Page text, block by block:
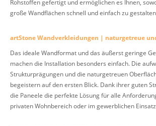
Rohstoffen gefertigt und ermöglichen es Ihnen,
große Wandflächen schnell und einfach zu
artStone Wandverkleidungen | naturgetreue
Das ideale Wandformat und das äußerst geringe
machen die Installation besonders einfach. Die
Strukturprägungen und die naturgetreuen
begeistern auf den ersten Blick. Dank ihrer guten
die Paneele die perfekte Lösung für alle
privaten Wohnbereich oder im gewerblichen